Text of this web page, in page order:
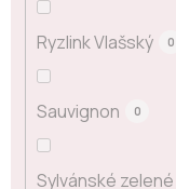
Ryzlink Vlašský 0
Sauvignon 0
Sylvánské zelené